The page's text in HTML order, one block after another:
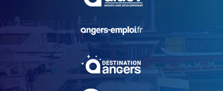
, Ouvre une nouvelle